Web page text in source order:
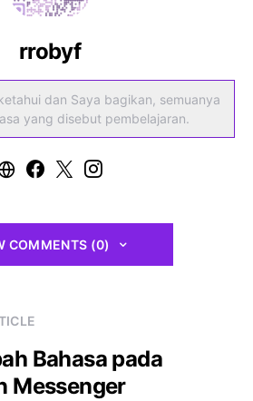
rrobyf
dan Saya bagikan, semuanya
yang disebut pembelajaran.
COMMENTS (0)
Bahasa pada
Messenger